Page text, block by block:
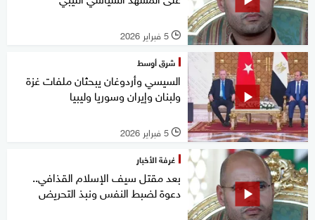
l 5 فبراير 2026
شرق أوسط
السيسي وأردوغان يبحثان ملفات غزة
ولبنان وإيران وسوريا وليبيا
l 5 فبراير 2026
غرفة الأخبار
بعد مقتل سيف الإسلام القذافي..
دعوة لضبط النفس ونبذ التحريض